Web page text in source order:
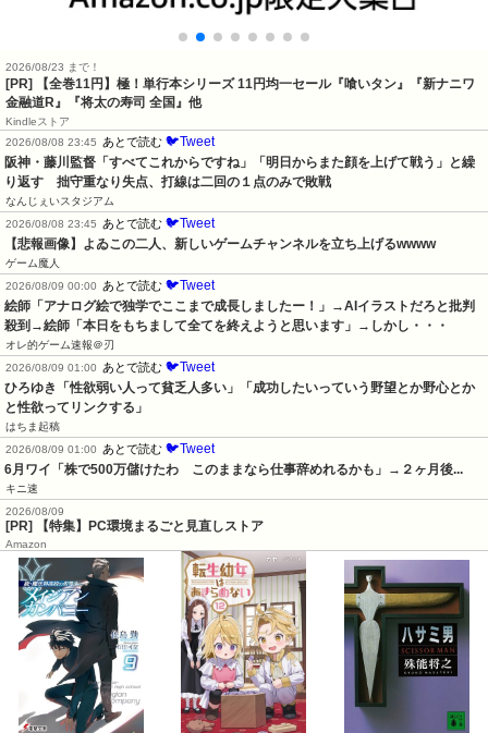
2026/08/23 まで！
[PR]
【全巻11円】極！単行本シリーズ 11円均一セール『喰いタン』『新ナニワ
金融道R』『将太の寿司 全国』他
Kindleストア
2026/08/08 23:45
あとで読む 🐦Tweet
阪神・藤川監督「すべてこれからですね」「明日からまた顔を上げて戦う」と繰
り返す　拙守重なり失点、打線は二回の１点のみで敗戦
なんじぇいスタジアム
2026/08/08 23:45
あとで読む 🐦Tweet
【悲報画像】よゐこの二人、新しいゲームチャンネルを立ち上げるwwww
ゲーム魔人
2026/08/09 00:00
あとで読む 🐦Tweet
絵師「アナログ絵で独学でここまで成長しましたー！」→AIイラストだろと批判
殺到→絵師「本日をもちまして全てを終えようと思います」→しかし・・・
オレ的ゲーム速報＠刃
2026/08/09 01:00
あとで読む 🐦Tweet
ひろゆき「性欲弱い人って貧乏人多い」「成功したいっていう野望とか野心とか
と性欲ってリンクする」
はちま起稿
2026/08/09 01:00
あとで読む 🐦Tweet
6月ワイ「株で500万儲けたわ　このままなら仕事辞めれるかも」→２ヶ月後...
キニ速
2026/08/09
[PR] 【特集】PC環境まるごと見直しストア
Amazon